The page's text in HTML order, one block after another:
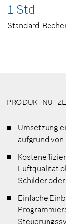
1 Std
Standard-
Umsetzung
aufgrund
Luftqualität
Schilder
Einfache